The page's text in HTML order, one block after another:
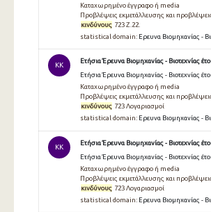
Καταχωρημένο έγγραφο ή media
Προβλέψεις εκμετάλλευσης και
κινδύνους 723 Ζ.22.
statistical domain: Ερευνα Βιομηχανίας -
KK
Ετήσια Έρευνα Βιομηχανίας - Βιοτεχνίας
Ετήσια Έρευνα Βιομηχανίας - Βιοτεχνίας
Καταχωρημένο έγγραφο ή media
Προβλέψεις εκμετάλλευσης και
κινδύνους 723 Λογαριασμοί
statistical domain: Ερευνα Βιομηχανίας -
KK
Ετήσια Έρευνα Βιομηχανίας - Βιοτεχνίας
Ετήσια Έρευνα Βιομηχανίας - Βιοτεχνίας
Καταχωρημένο έγγραφο ή media
Προβλέψεις εκμετάλλευσης και
κινδύνους 723 Λογαριασμοί
statistical domain: Ερευνα Βιομηχανίας -